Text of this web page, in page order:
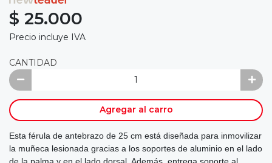
$ 25.000
Precio incluye IVA
CANTIDAD
Agregar al carro
Esta férula de antebrazo de 25 cm está diseñada para inmovilizar
la muñeca lesionada gracias a los soportes de aluminio en el lado
de la palma y en el lado dorsal. Además, entrega soporte al